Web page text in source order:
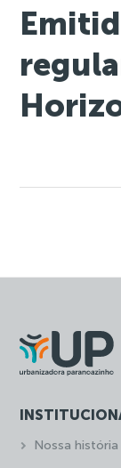
Nossa história